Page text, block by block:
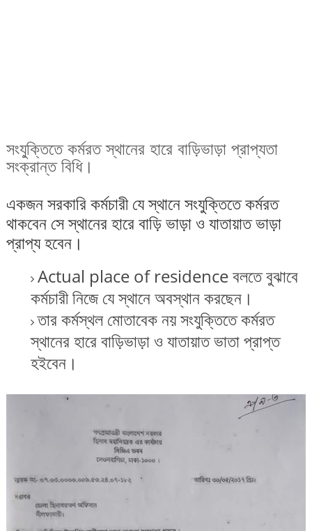
সংযু্ক্তিতে কর্মরত স্থানের হারে বাড়িভাড়া প্রাপ্যতা
সংক্রান্ত বিধি।
একজন সরকারি কর্মচারী যে স্থানে সংযুক্তিতে কর্মরত
থাকবেন সে স্থানের হারে বাড়ি ভাড়া ও যাতায়াত ভাড়া
প্রাপ্য হবেন।
Actual place of residence বলতে বুঝাবে
কর্মচারী নিজে যে স্থানে অবস্থান করছেন।
তার কর্মস্থল মোতাবেক নয় সংযুক্তিতে কর্মরত
স্থানের হারে বাড়িভাড়া ও যাতায়াত ভাতা প্রাপ্ত
হইবেন।